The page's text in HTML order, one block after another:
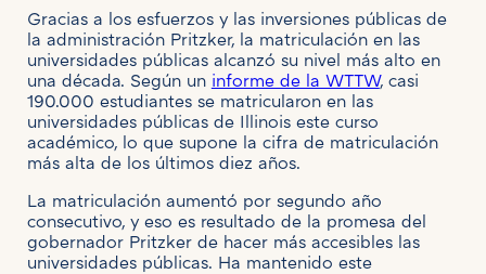
Gracias a los esfuerzos y las inversiones públicas de
la administración Pritzker, la matriculación en las
universidades públicas alcanzó su nivel más alto en
una década. Según un informe de la WTTW, casi
190.000 estudiantes se matricularon en las
universidades públicas de Illinois este curso
académico, lo que supone la cifra de matriculación
más alta de los últimos diez años.
La matriculación aumentó por segundo año
consecutivo, y eso es resultado de la promesa del
gobernador Pritzker de hacer más accesibles las
universidades públicas. Ha mantenido este